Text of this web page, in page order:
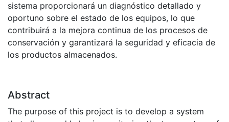
sistema proporcionará un diagnóstico detallado y
oportuno sobre el estado de los equipos, lo que
contribuirá a la mejora continua de los procesos de
conservación y garantizará la seguridad y eficacia de
los productos almacenados.
Abstract
The purpose of this project is to develop a system